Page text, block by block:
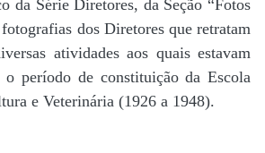
da Série Diretores, da Seção “Fotos
dos Diretores que retratam
atividades aos quais estavam
o período de constituição da Escola
e Veterinária (1926 a 1948).